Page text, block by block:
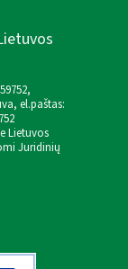
el.paštas:
Lietuvos
Juridinių